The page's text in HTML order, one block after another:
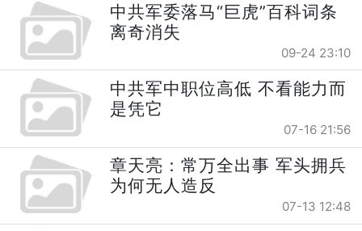
中共军委落马“巨虎”百科词条
离奇消失
09-24 23:10
中共军中职位高低 不看能力而
是凭它
07-16 21:56
章天亮：常万全出事 军头拥兵
为何无人造反
07-13 12:48